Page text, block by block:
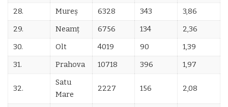
28. Mureș 6328 343 3,86
29. Neamț 6756 134 2,36
30. Olt 4019 90 1,39
31. Prahova 10718 396 1,97
32.
Satu
Mare
2227 156 2,08